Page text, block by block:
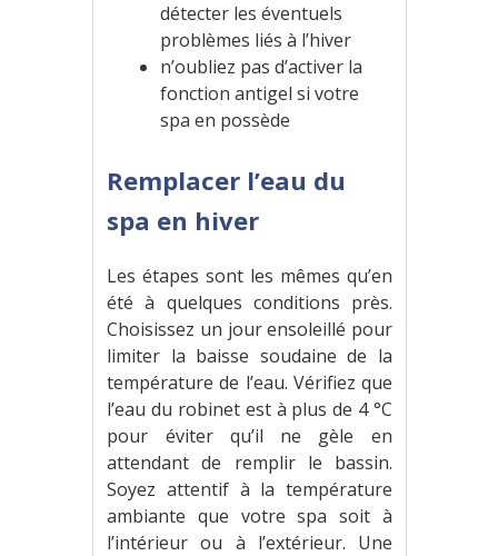
détecter les éventuels
problèmes liés à l’hiver
n’oubliez pas d’activer la
fonction antigel si votre
spa en possède
Remplacer l’eau du
spa en hiver
Les étapes sont les mêmes qu’en
été à quelques conditions près.
Choisissez un jour ensoleillé pour
limiter la baisse soudaine de la
température de l’eau. Vérifiez que
l’eau du robinet est à plus de 4 °C
pour éviter qu’il ne gèle en
attendant de remplir le bassin.
Soyez attentif à la température
ambiante que votre spa soit à
l’intérieur ou à l’extérieur. Une